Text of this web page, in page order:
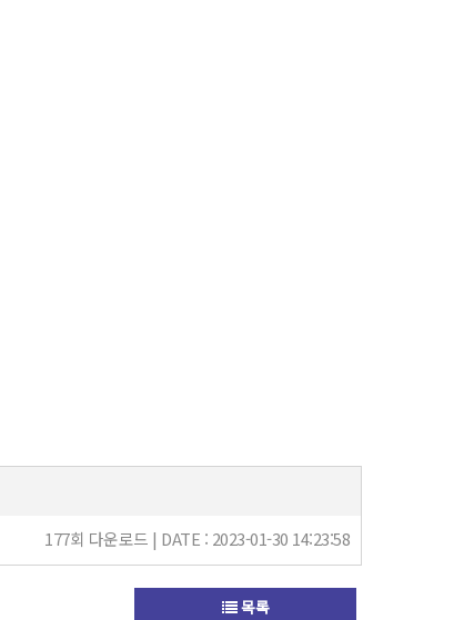
177회 다운로드 | DATE : 2023-01-30 14:23:58
목록